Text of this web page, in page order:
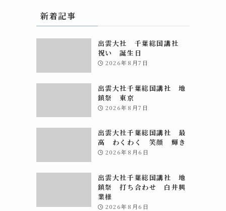
新着記事
出雲大社 千葉総国講社
祝い 誕生日
2026年8月7日
出雲大社千葉総国講社 地
鎮祭 東京
2026年8月7日
出雲大社千葉総国講社 最
高 わくわく 笑顔 輝き
2026年8月6日
出雲大社千葉総国講社 地
鎮祭 打ち合わせ 白井興
業様
2026年8月6日